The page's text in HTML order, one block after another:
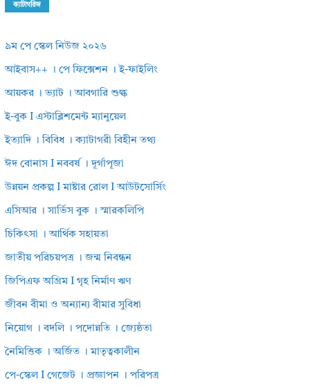
ক্যাটাগরিজ
৯ম পে স্কেল নিউজ ২০২৬
আইবাস++ । পে ফিক্সেশন । ই-ফাইলিং
আয়কর । ভ্যাট । আবগারি শুল্ক
ই-বুক I এস্টাব্লিশমেন্ট ম্যানুয়েল
ইত্যাদি । বিবিধ । ক্যাটাগরী বিহীন তথ্য
ঈদ বোনাস I নববর্ষ । দূর্গাপূজা
উন্নয়ন প্রকল্প I মাষ্টার রোল I আউটসোর্সিং
এসিআর । সার্ভিস বুক । স্মারকলিপি
চিকিৎসা । আর্থিক সহায়তা
জাতীয় পরিচয়পত্র । জন্ম নিবন্ধন
জিপিএফ অগ্রিম I গৃহ নির্মাণ ঋণ
জীবন বীমা ও অন্যান্য বীমার সুবিধা
নিয়োগ । বদলি । পদোন্নতি । জ্যেষ্ঠতা
নৈমিত্তিক । অর্জিত । মাতৃত্বকালীন
পে-স্কেল I গেজেট । প্রজ্ঞাপন । পরিপত্র